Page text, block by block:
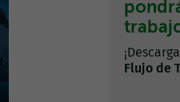
Flujo de